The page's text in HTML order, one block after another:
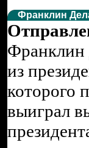
Франклин
Франклин
из
которого
выиграл